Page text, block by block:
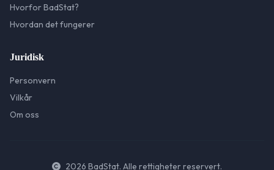
Hvorfor BadStat?
Hvordan det fungerer
Juridisk
Personvern
Vilkår
Om oss
2026 BadStat. Alle rettigheter reservert.